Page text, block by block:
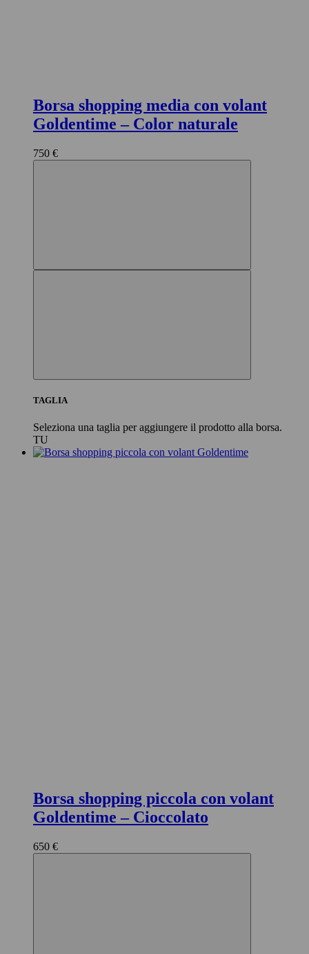
Borsa shopping media con volant
Goldentime– Color naturale
750 €
TAGLIA
Seleziona una taglia per aggiungere il prodotto alla borsa.
TU
Borsa shopping piccola con volant
Goldentime– Cioccolato
650 €